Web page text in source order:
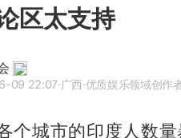
区太支持
09 22:07·广西·优质娱乐领域创作
个城市的印度人数